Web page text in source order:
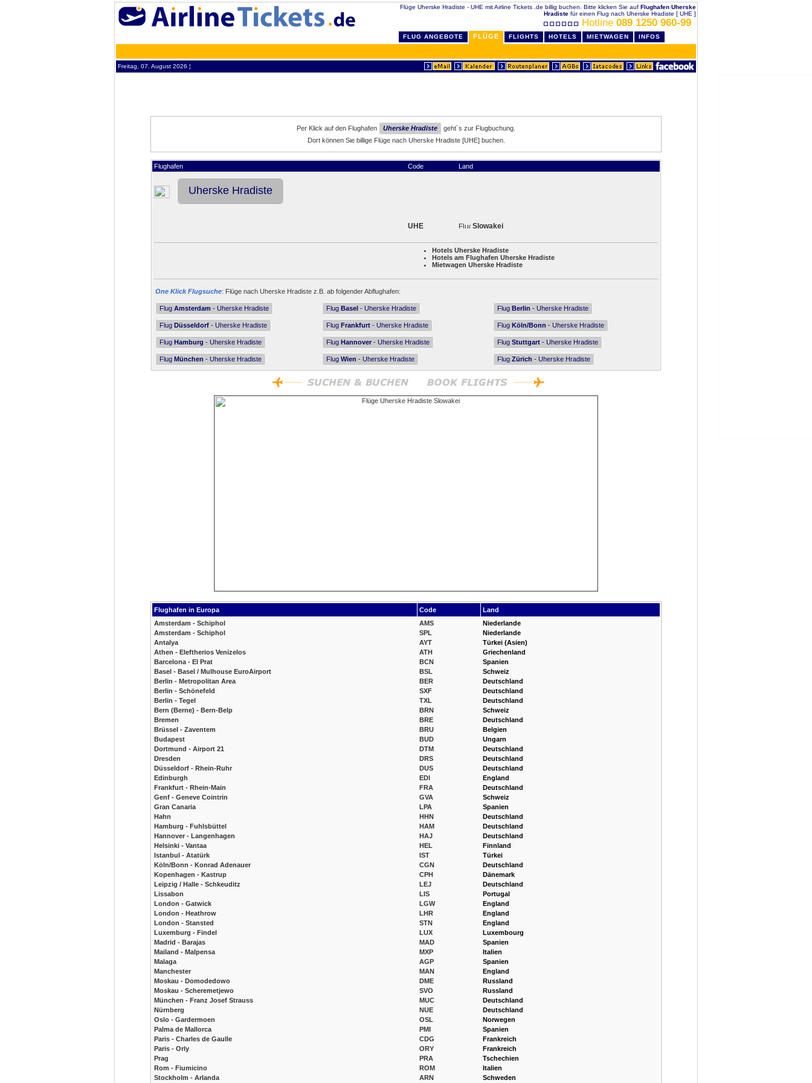
Flüge Uherske Hradiste - UHE mit Airline Tickets .de billig buchen. Bitte klicken Sie auf Flughafen Uherske
Hradiste für einen Flug nach Uherske Hradiste [ UHE ]
Hotline 089 1250 960-99
FLUG ANGEBOTE FLÜGE FLIGHTS HOTELS MIETWAGEN INFOS
Freitag, 07. August 2026 ¦
Per Klick auf den Flughafen Uherske Hradiste
geht´s zur Flugbuchung.
Dort können Sie billige Flüge nach Uherske Hradiste [UHE] buchen.
Flughafen Code Land
Uherske Hradiste
UHE Slowakei
Hotels Uherske Hradiste
Hotels am Flughafen Uherske Hradiste
Mietwagen Uherske Hradiste
One Klick Flugsuche: Flüge nach Uherske Hradiste z.B. ab folgender Abflughafen:
Flug Amsterdam - Uherske Hradiste Flug Basel - Uherske Hradiste Flug Berlin - Uherske Hradiste
Flug Düsseldorf - Uherske Hradiste Flug Frankfurt - Uherske Hradiste Flug Köln/Bonn - Uherske Hradiste
Flug Hamburg - Uherske Hradiste Flug Hannover - Uherske Hradiste Flug Stuttgart - Uherske Hradiste
Flug München - Uherske Hradiste Flug Wien - Uherske Hradiste Flug Zürich - Uherske Hradiste
Flughafen in Europa Code
Land
Amsterdam - Schiphol
Amsterdam - Schiphol
Antalya
Athen - Eleftherios Venizelos
Barcelona - El Prat
Basel - Basel / Mulhouse EuroAirport
Berlin - Metropolitan Area
Berlin - Schönefeld
Berlin - Tegel
Bern (Berne) - Bern-Belp
Bremen
Brüssel - Zaventem
Budapest
Dortmund - Airport 21
Dresden
Düsseldorf - Rhein-Ruhr
Edinburgh
Frankfurt - Rhein-Main
Genf - Geneve Cointrin
Gran Canaria
Hahn
Hamburg - Fuhlsbüttel
Hannover - Langenhagen
Helsinki - Vantaa
Istanbul - Atatürk
Köln/Bonn - Konrad Adenauer
Kopenhagen - Kastrup
Leipzig / Halle - Schkeuditz
Lissabon
London - Gatwick
London - Heathrow
London - Stansted
Luxemburg - Findel
Madrid - Barajas
Mailand - Malpensa
Malaga
Manchester
Moskau - Domodedowo
Moskau - Scheremetjewo
München - Franz Josef Strauss
Nürnberg
Oslo - Gardermoen
Palma de Mallorca
Paris - Charles de Gaulle
Paris - Orly
Prag
Rom - Fiumicino
Stockholm - Arlanda
AMS
SPL
AYT
ATH
BCN
BSL
BER
SXF
TXL
BRN
BRE
BRU
BUD
DTM
DRS
DUS
EDI
FRA
GVA
LPA
HHN
HAM
HAJ
HEL
IST
CGN
CPH
LEJ
LIS
LGW
LHR
STN
LUX
MAD
MXP
AGP
MAN
DME
SVO
MUC
NUE
OSL
PMI
CDG
ORY
PRA
ROM
ARN
Niederlande
Niederlande
Türkei (Asien)
Griechenland
Spanien
Schweiz
Deutschland
Deutschland
Deutschland
Schweiz
Deutschland
Belgien
Ungarn
Deutschland
Deutschland
Deutschland
England
Deutschland
Schweiz
Spanien
Deutschland
Deutschland
Deutschland
Finnland
Türkei
Deutschland
Dänemark
Deutschland
Portugal
England
England
England
Luxembourg
Spanien
Italien
Spanien
England
Russland
Russland
Deutschland
Deutschland
Norwegen
Spanien
Frankreich
Frankreich
Tschechien
Italien
Schweden